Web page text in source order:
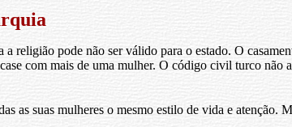
religião pode não ser válido para o estado. O
com mais de uma mulher. O código civil turco não
as suas mulheres o mesmo estilo de vida e atenção.